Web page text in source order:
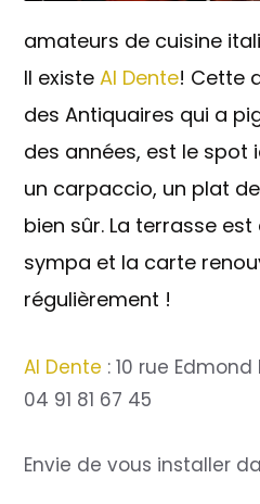
amateurs de cuisine
Il existeAl Dente! Cette
des Antiquaires qui a
des années, est le spot
un carpaccio, un plat
bien sûr. La terrasse
sympa et la carte
régulièrement !
Al Dente : 10 rue
04 91 81 67 45
Envie de vous installer